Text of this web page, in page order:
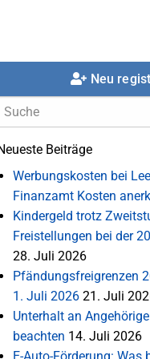
Neu
Beiträge
Werbungskosten bei
Finanzamt Kosten
Kindergeld trotz
Freistellungen bei der
28. Juli 2026
Pfändungsfreigrenzen
1. Juli 2026 21. Juli
Unterhalt an
beachten 14. Juli 2026